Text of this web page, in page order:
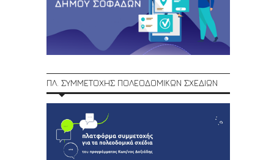
ΠΛ. ΣΥΜΜΕΤΟΧΗΣ ΠΟΛΕΟΔΟΜΙΚΩΝ ΣΧΕΔΙΩΝ